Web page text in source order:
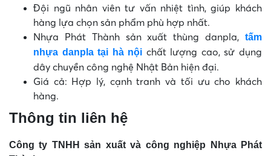
Đội ngũ nhân viên tư vấn nhiệt tình, giúp khách
hàng lựa chọn sản phẩm phù hợp nhất.
Nhựa Phát Thành sản xuất thùng danpla, tấm
nhựa danpla tại hà nội chất lượng cao, sử dụng
dây chuyền công nghệ Nhật Bản hiện đại.
Giá cả: Hợp lý, cạnh tranh và tối ưu cho khách
hàng.
Thông tin liên hệ
Công ty TNHH sản xuất và công nghiệp Nhựa Phát